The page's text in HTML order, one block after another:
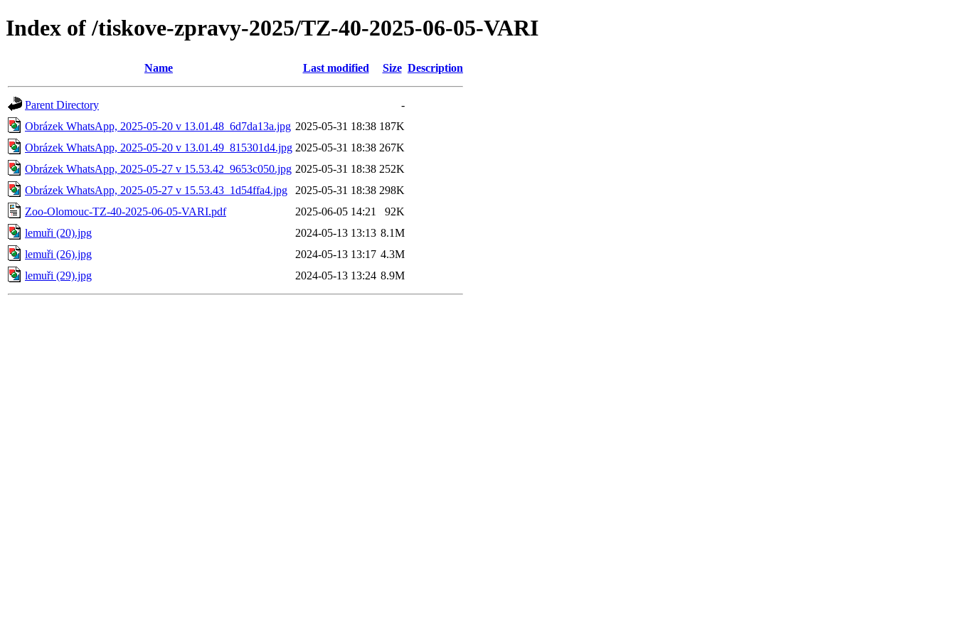
Index of /tiskove-zpravy-2025/TZ-40-2025-06-05-VARI
Name Last modified Size Description
Parent Directory
-
Obrázek WhatsApp, 2025-05-20 v 13.01.48_6d7da13a.jpg 2025-05-31 18:38 187K
Obrázek WhatsApp, 2025-05-20 v 13.01.49_815301d4.jpg 2025-05-31 18:38 267K
Obrázek WhatsApp, 2025-05-27 v 15.53.42_9653c050.jpg 2025-05-31 18:38 252K
Obrázek WhatsApp, 2025-05-27 v 15.53.43_1d54ffa4.jpg
2025-05-31 18:38 298K
Zoo-Olomouc-TZ-40-2025-06-05-VARI.pdf
2025-06-05 14:21
92K
lemuři (20).jpg
2024-05-13 13:13 8.1M
lemuři (26).jpg
2024-05-13 13:17 4.3M
lemuři (29).jpg
2024-05-13 13:24 8.9M